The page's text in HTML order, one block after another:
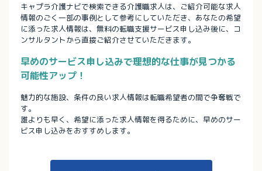
キャプラ介護ナビで検索できる介護職求人は、ご紹介可能な求人
情報のごく一部の事例として参考にしていただき、あなたの希望
に添った求人情報は、無料の転職支援サービス申し込み後に、コ
ンサルタントから直接ご紹介させていただきます。
早めのサービス申し込みで理想的な仕事が見つかる
可能性アップ！
魅力的な施設、条件の良い求人情報は転職希望者の間で争奪戦で
す。
誰よりも早く、希望に添った求人情報を得るために、早めのサー
ビス申し込みをおすすめします。